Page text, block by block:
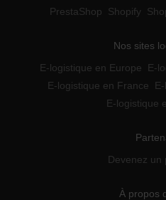
PrestaShop
Shopify
Nos sites
E-logistique en Europe
E-
E-logistique en France
E-logistique
Devenez un
À propos